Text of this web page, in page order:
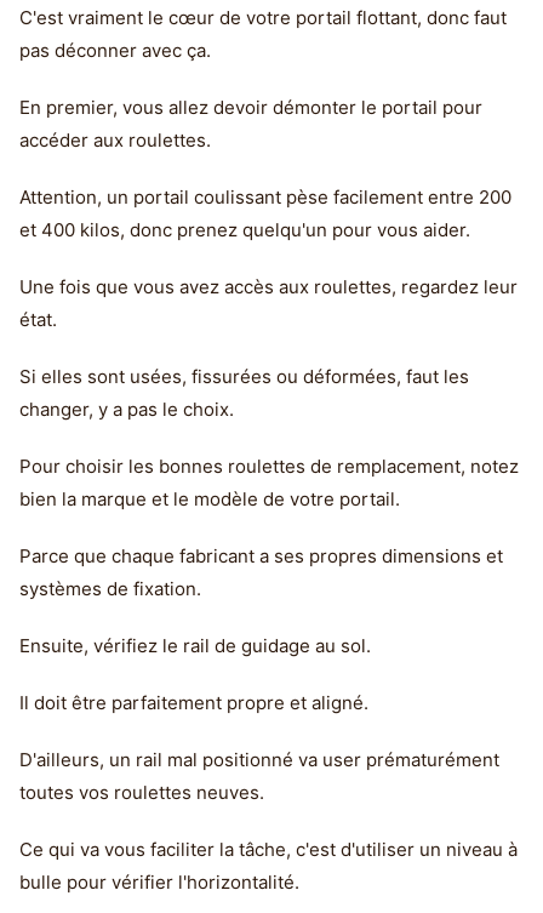
C'est vraiment le cœur de votre portail flottant, donc faut
pas déconner avec ça.
En premier, vous allez devoir démonter le portail pour
accéder aux roulettes.
Attention, un portail coulissant pèse facilement entre 200
et 400 kilos, donc prenez quelqu'un pour vous aider.
Une fois que vous avez accès aux roulettes, regardez leur
état.
Si elles sont usées, fissurées ou déformées, faut les
changer, y a pas le choix.
Pour choisir les bonnes roulettes de remplacement, notez
bien la marque et le modèle de votre portail.
Parce que chaque fabricant a ses propres dimensions et
systèmes de fixation.
Ensuite, vérifiez le rail de guidage au sol.
Il doit être parfaitement propre et aligné.
D'ailleurs, un rail mal positionné va user prématurément
toutes vos roulettes neuves.
Ce qui va vous faciliter la tâche, c'est d'utiliser un niveau à
bulle pour vérifier l'horizontalité.